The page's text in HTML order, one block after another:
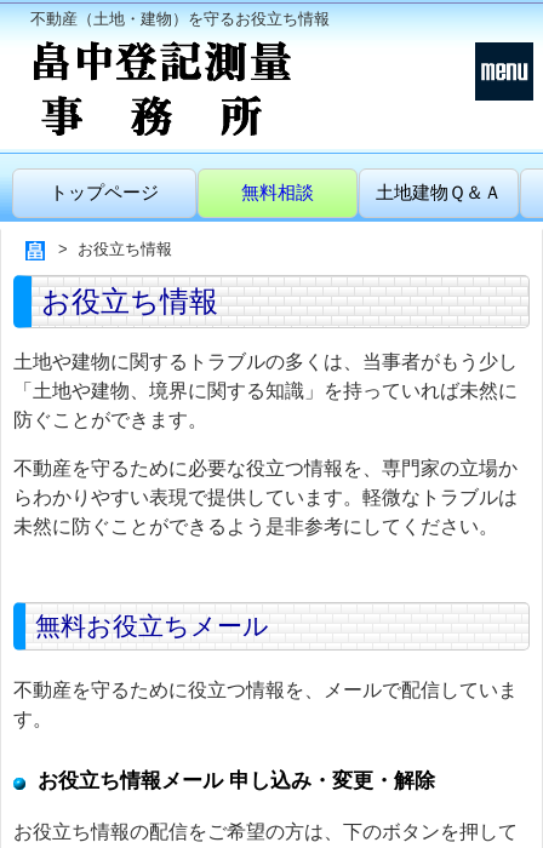
不動産（土地・建物）を守るお役立ち情報
トップページ 無料相談 土地建物Ｑ＆Ａ
お役立ち情報
お役立ち情報
土地や建物に関するトラブルの多くは、当事者がもう少し
「土地や建物、境界に関する知識」を持っていれば未然に
防ぐことができます。
不動産を守るために必要な役立つ情報を、専門家の立場か
らわかりやすい表現で提供しています。軽微なトラブルは
未然に防ぐことができるよう是非参考にしてください。
無料お役立ちメール
不動産を守るために役立つ情報を、メールで配信していま
す。
お役立ち情報メール 申し込み・変更・解除
お役立ち情報の配信をご希望の方は、下のボタンを押して